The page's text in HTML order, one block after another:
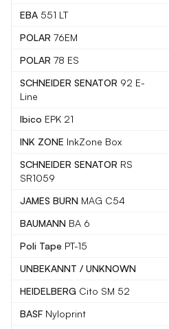
EBA 551 LT
POLAR 76EM
POLAR 78 ES
SCHNEIDER SENATOR 92 E-
Line
Ibico EPK 21
INK ZONE InkZone Box
SCHNEIDER SENATOR RS
SR1059
JAMES BURN MAG C54
BAUMANN BA 6
Poli Tape PT-15
UNBEKANNT / UNKNOWN
HEIDELBERG Cito SM 52
BASF Nyloprint